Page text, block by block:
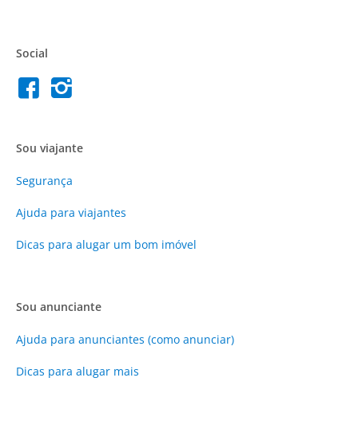
Social
Sou viajante
Segurança
Ajuda para viajantes
Dicas para alugar um bom imóvel
Sou anunciante
Ajuda para anunciantes (como anunciar)
Dicas para alugar mais